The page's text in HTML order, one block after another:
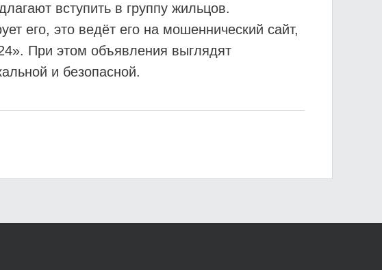
вступить в группу жильцов.
его, это ведёт его на мошеннический сайт,
При этом объявления выглядят
и безопасной.